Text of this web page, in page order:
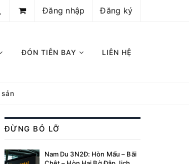
Đăng ký
Đăng nhập
ĐÓN TIỄN BAY LIÊN HỆ
sản
ĐỪNG BỎ LỠ
Nam Du 3N2Đ: Hòn Mấu – Bãi